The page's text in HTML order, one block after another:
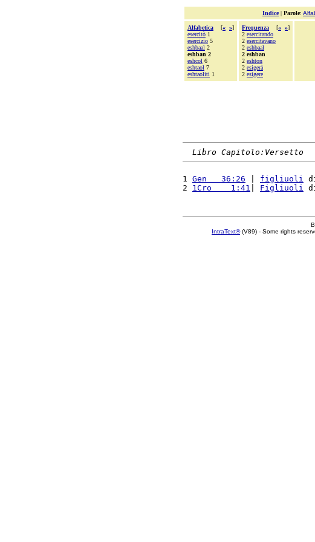
Indice| Parole:
Alfabetica [« »]
esercitò 1
esercizio 5
eshbaal 2
eshban 2
eshcol 6
eshtaol 7
eshtaoliti 1
Frequenza [« »]
2 esercitando
2 esercitavano
2 eshbaal
2 eshban
2 eshton
2 esigerà
2 esigere
Libro Capitolo:Versetto
1 Gen   36:26 figliuoli
2 1Cro    1:41 Figliuoli
IntraText®(V89) - Some rights